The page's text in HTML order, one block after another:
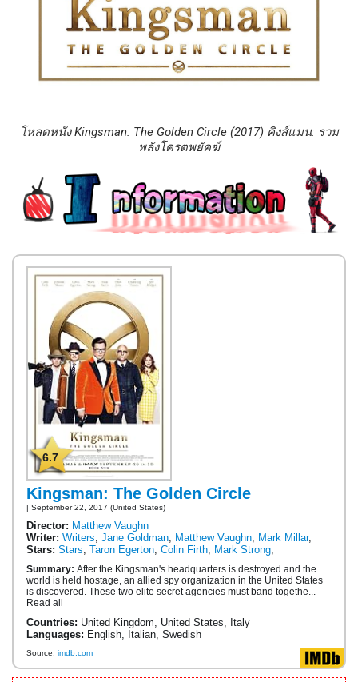
โหลดหนัง Kingsman: The Golden Circle (2017) คิงส์แมน: รวม
พลังโครตพยัคฆ์
6.7
Kingsman: The Golden Circle
| September 22, 2017 (United States)
Director: Matthew Vaughn
Writer: Writers Jane Goldman Matthew Vaughn Mark Millar,
Stars: Stars Taron Egerton Colin Firth Mark Strong
Summary: After the Kingsman's headquarters is destroyed and the
world is held hostage, an allied spy organization in the United States
is discovered. These two elite secret agencies must band togethe...
Read all
Countries: United Kingdom, United States, Italy
Languages: English, Italian, Swedish
Source: imdb.com